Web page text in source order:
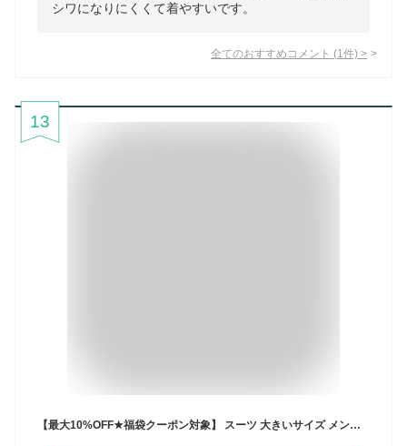
シワになりにくくて着やすいです。
全てのおすすめコメント (1 件) >
13
【最大10%OFF★福袋クーポン対象】 スーツ 大きいサイズ メンズ E体 アジャスター付 ウォッシャブルスーツ 洗えるスーツ 2つボタンスーツ ビジネススーツ ワンタックスラックス ツータック BIGサイズ オールシーズン 春 夏 秋 冬